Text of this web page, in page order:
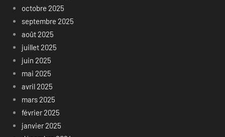
octobre 2025
septembre 2025
août 2025
juillet 2025
juin 2025
mai 2025
avril 2025
mars 2025
février 2025
janvier 2025